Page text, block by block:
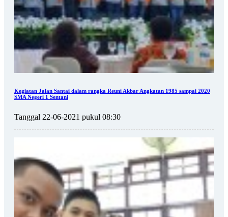
Kegiatan Jalan Santai dalam rangka Reuni Akbar Angkatan 1985 sampai 2020
SMA Negeri 1 Sentani
Tanggal 22-06-2021 pukul 08:30